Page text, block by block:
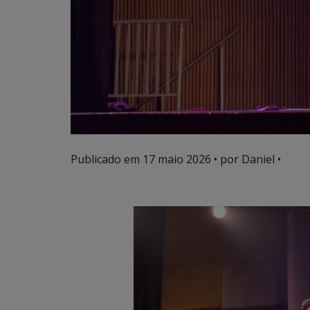
Publicado em 17 maio 2026 • por Daniel •